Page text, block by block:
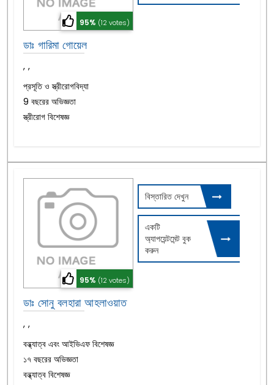
95% (12 votes)
ডাঃ গারিমা গোয়েল
, ,
প্রসূতি ও স্ত্রীরোগবিদ্যা
9 বছরের অভিজ্ঞতা
স্ত্রীরোগ বিশেষজ্ঞ
95% (12 votes)
ডাঃ সোনু বলহারা আহলাওয়াত
, ,
বন্ধ্যাত্ব এবং আইভিএফ বিশেষজ্ঞ
১৭ বছরের অভিজ্ঞতা
বন্ধ্যাত্ব বিশেষজ্ঞ
বিস্তারিত দেখুন
একটি
অ্যাপয়েন্টমেন্ট বুক
করুন